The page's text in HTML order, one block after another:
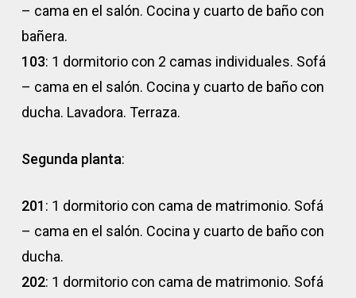
– cama en el salón. Cocina y cuarto de baño con
bañera.
103: 1 dormitorio con 2 camas individuales. Sofá
– cama en el salón. Cocina y cuarto de baño con
ducha. Lavadora. Terraza.
Segunda planta:
201: 1 dormitorio con cama de matrimonio. Sofá
– cama en el salón. Cocina y cuarto de baño con
ducha.
202: 1 dormitorio con cama de matrimonio. Sofá